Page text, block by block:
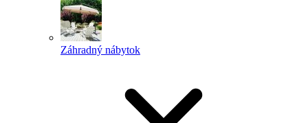
Záhradný nábytok